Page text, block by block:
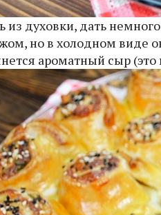
из духовки, дать
но в холодном виде
ароматный сыр